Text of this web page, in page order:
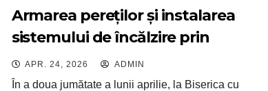
Armarea pereților și instalarea
sistemului de încălzire prin
pardoseală la Biserica „Sfântul
Mare Mucenic Dimitrie”.
APR. 24, 2026 ADMIN
În a doua jumătate a lunii aprilie, la Biserica cu